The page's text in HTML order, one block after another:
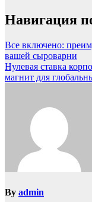
Навигация
Все включено:
вашей сыроварни
Нулевая ставка
магнит для
By admin